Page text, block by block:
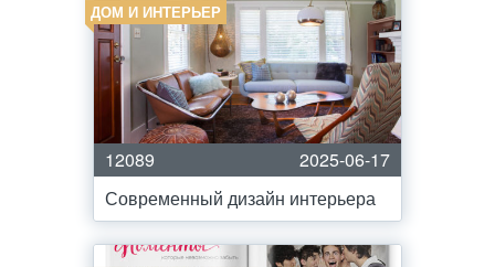
ДОМ И ИНТЕРЬЕР
12089
2025-06-17
Современный дизайн интерьера